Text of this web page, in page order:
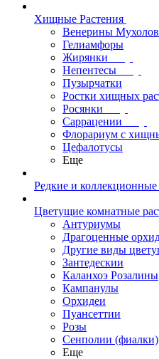
Хищные Растения
Венерины
Гелиамфоры
Жирянки
Непентесы
Пузырчатки
Ростки хищных
Росянки
Саррацении
Флорариум с
Цефалотусы
Еще
Редкие и коллекционные
Цветущие комнатные
Антуриумы
Драгоценные
Другие виды
Зантедескии
Каланхоэ Розалины
Кампанулы
Орхидеи
Пуансеттии
Розы
Сенполии (фиалки)
Еще